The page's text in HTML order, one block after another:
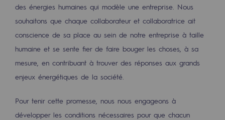
Les énergies d'avenir
Notre vision
Gaz renouvelables et procédés durables
Gaz renouvelables et procédés
Méthanation
des énergies humaines qui modèle une entreprise. Nous
souhaitons que chaque collaborateur et collaboratrice ait
conscience de sa place au sein de notre entreprise à taille
humaine et se sente fier de faire bouger les choses, à sa
mesure, en contribuant à trouver des réponses aux grands
enjeux énergétiques de la société.
Pour tenir cette promesse, nous nous engageons à
développer les conditions nécessaires pour que chacun